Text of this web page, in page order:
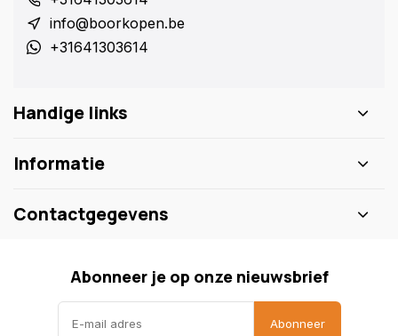
info@boorkopen.be
+31641303614
Handige links
Informatie
Contactgegevens
Abonneer je op onze nieuwsbrief
Abonneer